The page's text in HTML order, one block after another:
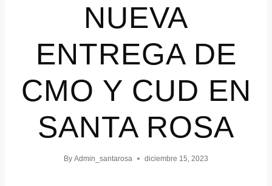
NUEVA
ENTREGA DE
CMO Y CUD EN
SANTA ROSA
By Admin_santarosa diciembre 15, 2023